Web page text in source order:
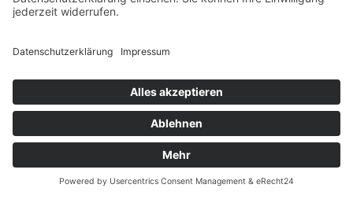
Chatbot-Nutzungsbedingungen
Bildrechte